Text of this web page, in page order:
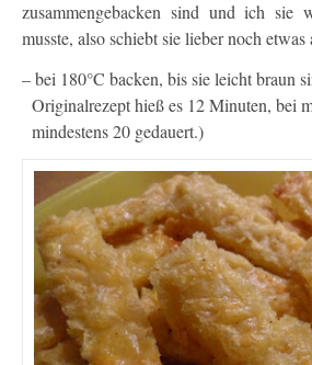
zusammengebacken sind und ich sie
musste, also schiebt sie lieber noch etwas
– bei 180°C backen, bis sie leicht braun
Originalrezept hieß es 12 Minuten, bei
mindestens 20 gedauert.)